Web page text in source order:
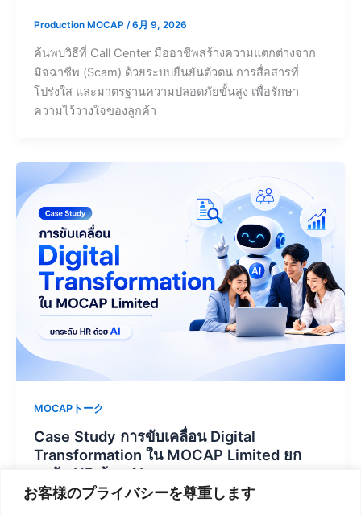
お客様のプライバシーを尊重します
Production MOCAP /6月 9, 2026
ค้นพบวิธีที่ Call Center มืออาชีพสร้างความแตกต่างจาก
มิจฉาชีพ (Scam) ด้วยระบบยืนยันตัวตน การสื่อสารที่
โปร่งใส และมาตรฐานความปลอดภัยขั้นสูง เพื่อรักษา
ความไว้วางใจของลูกค้า
MOCAPトーク
Case Study การขับเคลื่อน Digital
Transformation ใน MOCAP Limited ยก
ระดับ HR ด้วย AI